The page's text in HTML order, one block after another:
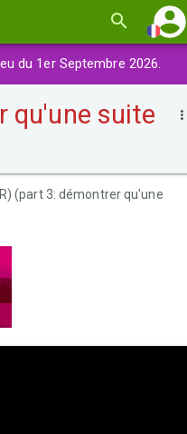
du 1er Septembre 2026.
qu'une suite
(part 3: démontrer qu'une